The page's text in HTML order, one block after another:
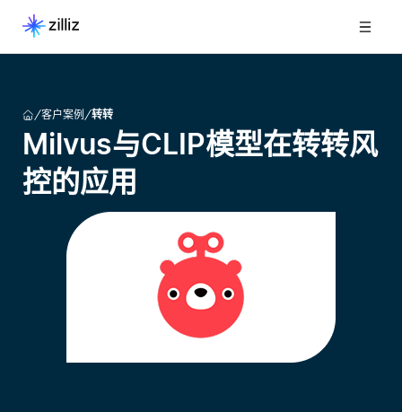
客户案例 转转
Milvus与CLIP模型在转转风
控的应用